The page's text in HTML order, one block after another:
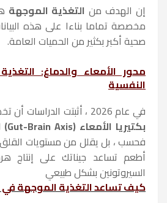
إن الهدف من التغذية الموجهة
مخصصة تماما بناءا على هذه
صحية أكبر بكثير من الحميات العامة.
محور الأمعاء والدماغ:
النفسية
في عام 2026 ، أثبتت الدراسات أن تخصيص الغذاء بناءا على
بكتيريا الأمعاء (Gut-Brain Axis)
فحسب ، بل يقلل من مستويات القلق
أطعم تساعد جيناتك على إنتاج
السيروتونين بشكل طبيعي
كيف تساعد التغذية الموجهة في